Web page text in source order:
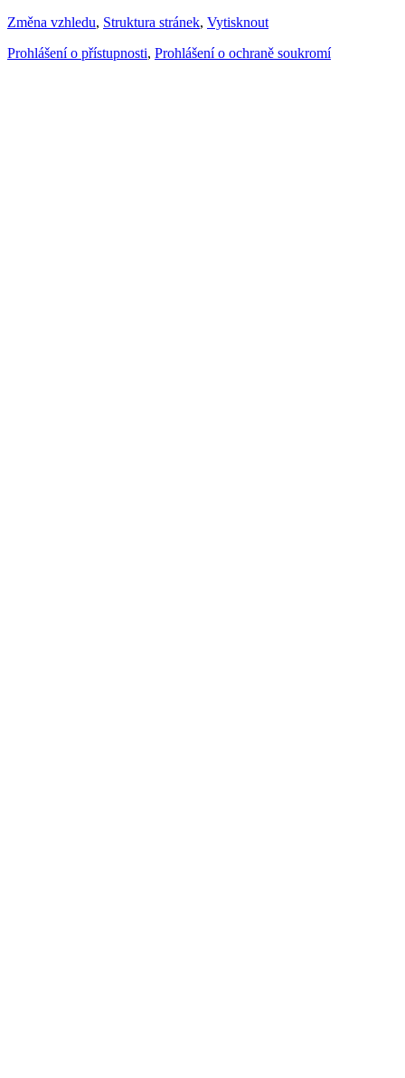
Změna vzhledu, Struktura stránek, Vytisknout
Prohlášení o přístupnosti, Prohlášení o ochraně soukromí